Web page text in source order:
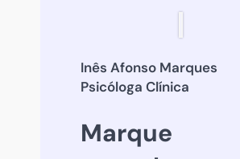
Inês Afonso Marques
Psicóloga Clínica
Marque